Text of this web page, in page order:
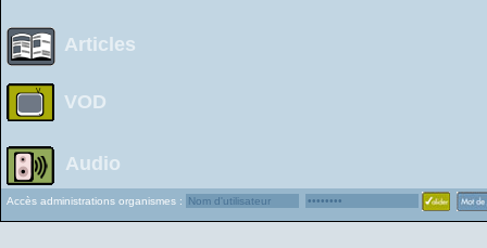
Articles
VOD
Audio
Accès administrations organismes :